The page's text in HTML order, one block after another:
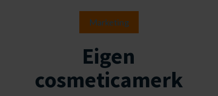
Marketing
Eigen
cosmeticamerk